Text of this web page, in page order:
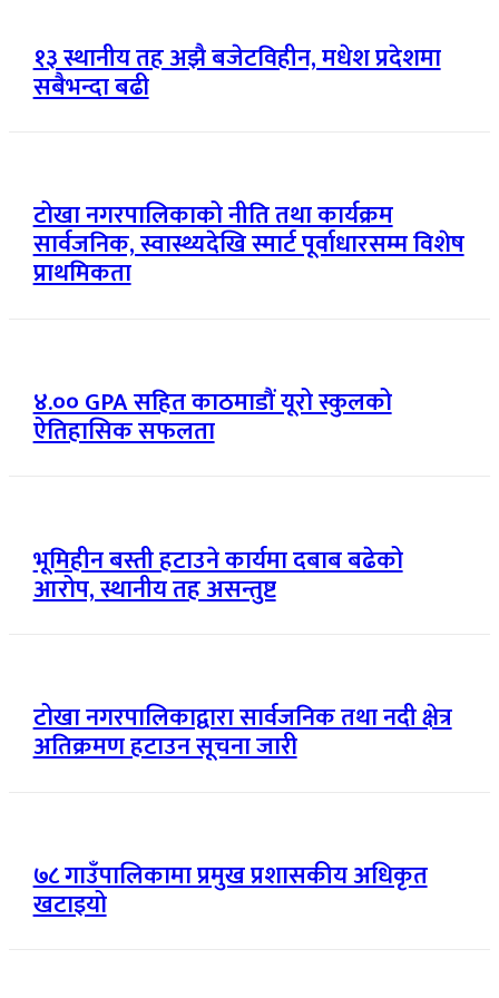
१३ स्थानीय तह अझै बजेटविहीन, मधेश प्रदेशमा
सबैभन्दा बढी
टोखा नगरपालिकाको नीति तथा कार्यक्रम
सार्वजनिक, स्वास्थ्यदेखि स्मार्ट पूर्वाधारसम्म विशेष
प्राथमिकता
४.०० GPA सहित काठमाडौं यूरो स्कुलको
ऐतिहासिक सफलता
भूमिहीन बस्ती हटाउने कार्यमा दबाब बढेको
आरोप, स्थानीय तह असन्तुष्ट
टोखा नगरपालिकाद्वारा सार्वजनिक तथा नदी क्षेत्र
अतिक्रमण हटाउन सूचना जारी
७८ गाउँपालिकामा प्रमुख प्रशासकीय अधिकृत
खटाइयो